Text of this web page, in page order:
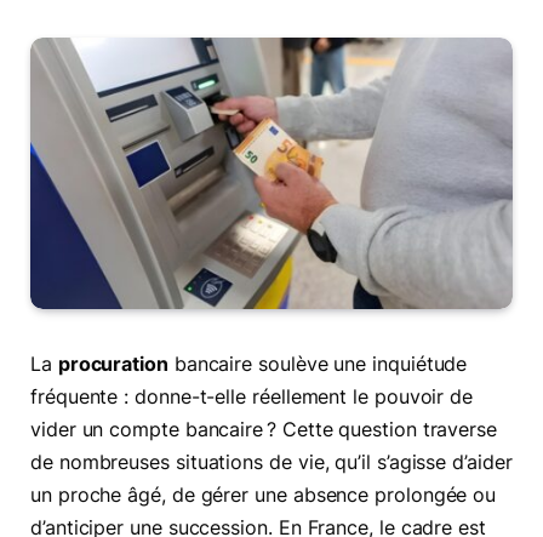
La procuration bancaire soulève une inquiétude
fréquente : donne-t-elle réellement le pouvoir de
vider un compte bancaire ? Cette question traverse
de nombreuses situations de vie, qu’il s’agisse d’aider
un proche âgé, de gérer une absence prolongée ou
d’anticiper une succession. En France, le cadre est